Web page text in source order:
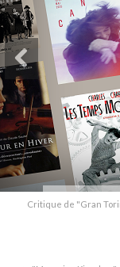
Critique de "Gran